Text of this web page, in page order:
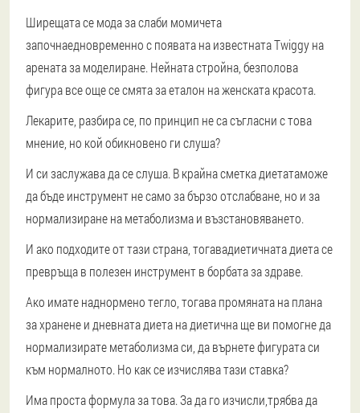
Ширещата се мода за слаби момичета
започнаедновременно с появата на известната Twiggy на
арената за моделиране. Нейната стройна, безполова
фигура все още се смята за еталон на женската красота.
Лекарите, разбира се, по принцип не са съгласни с това
мнение, но кой обикновено ги слуша?
И си заслужава да се слуша. В крайна сметка диетатаможе
да бъде инструмент не само за бързо отслабване , но и за
нормализиране на метаболизма и възстановяването.
И ако подходите от тази страна, тогавадиетичната диета се
превръща в полезен инструмент в борбата за здраве.
Ако имате наднормено тегло , тогава промяната на плана
за хранене и дневната диета на диетична ще ви помогне да
нормализирате метаболизма си, да върнете фигурата си
към нормалното. Но как се изчислява тази ставка?
Има проста формула за това. За да го изчисли,трябва да